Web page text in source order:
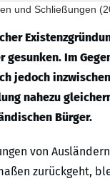
und Schließungen
Im
jedoch
nahezu
Bürger.
von
zurückgeht,